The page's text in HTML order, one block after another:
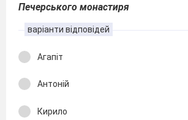
Печерського монастиря
варіанти відповідей
Агапіт
Антоній
Кирило